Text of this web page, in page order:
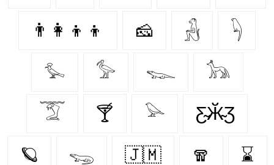
👨‍👩‍👦‍👦 🧀 𓃻 𓆐
𓅙 𓅞 𓆊 𓃥
𓄆 🍸 𓅪 Ƹ̴Ӂ̴Ʒ
🪐 𓆌 🇯🇲 🧣 ⌛